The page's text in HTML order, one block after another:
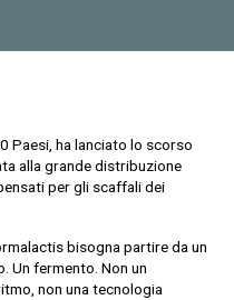
Paesi, ha lanciato lo scorso
alla grande distribuzione
per gli scaffali dei
bisogna partire da un
Un fermento. Non un
non una tecnologia